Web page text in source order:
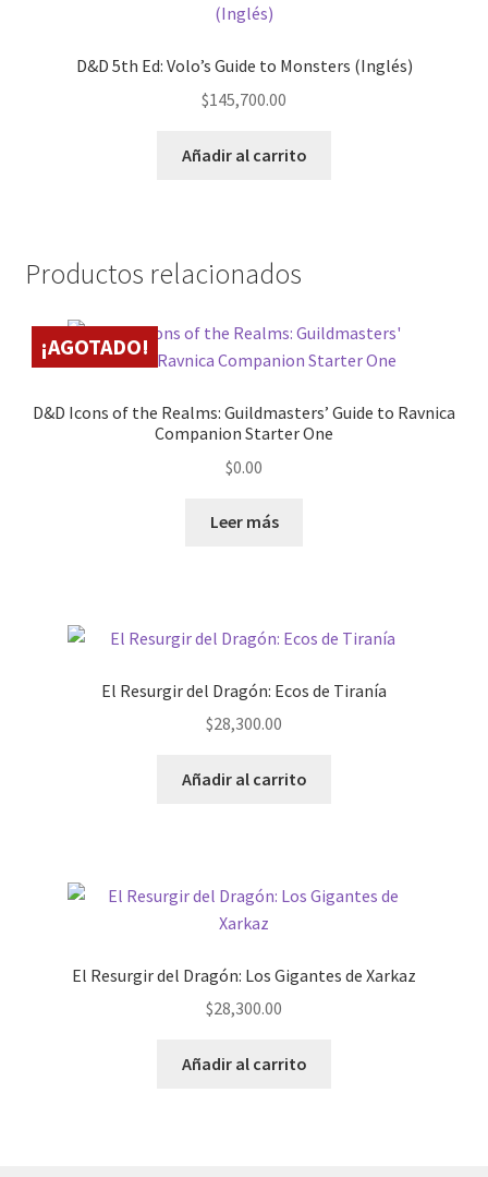
D&D 5th Ed: Volo’s Guide to Monsters (Inglés)
$145,700.00
Añadir al carrito
Productos relacionados
¡AGOTADO!
D&D Icons of the Realms: Guildmasters’ Guide to Ravnica
Companion Starter One
$0.00
Leer más
El Resurgir del Dragón: Ecos de Tiranía
$28,300.00
Añadir al carrito
El Resurgir del Dragón: Los Gigantes de Xarkaz
$28,300.00
Añadir al carrito